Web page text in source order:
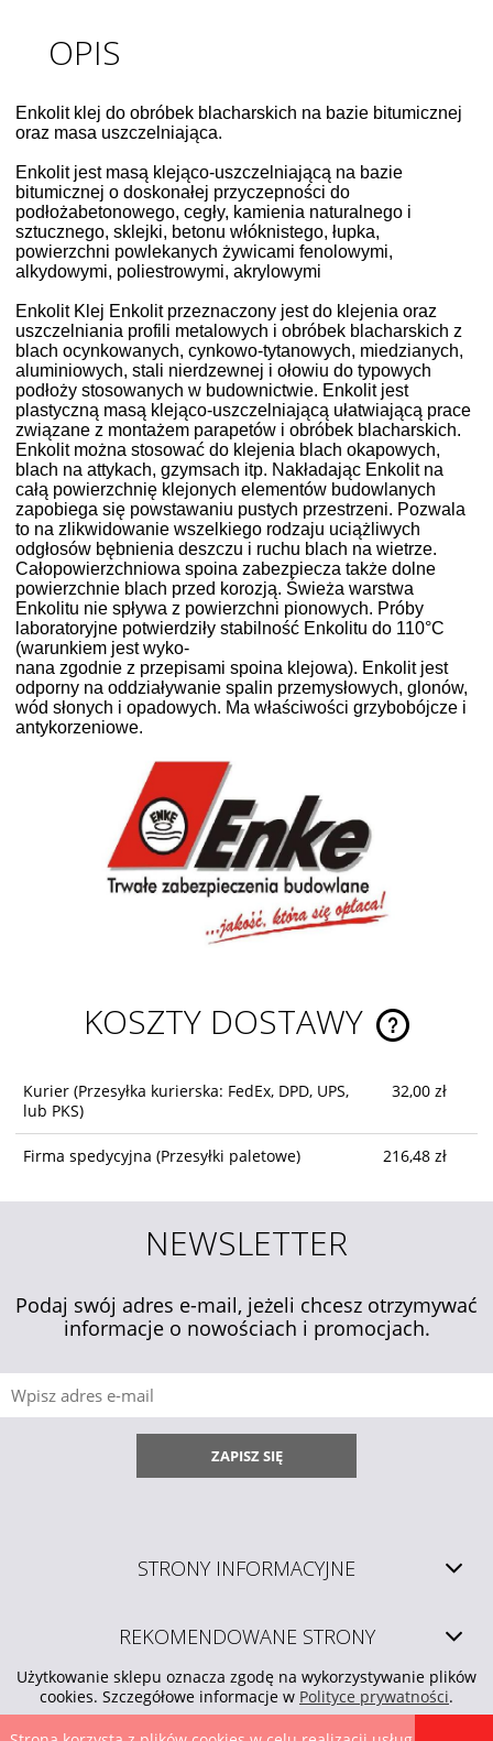
OPIS
Enkolit klej do obróbek blacharskich na bazie bitumicznej
oraz masa uszczelniająca.
Enkolit jest masą klejąco-uszczelniającą na bazie
bitumicznej o doskonałej przyczepności do
podłożabetonowego, cegły, kamienia naturalnego i
sztucznego, sklejki, betonu włóknistego, łupka,
powierzchni powlekanych żywicami fenolowymi,
alkydowymi, poliestrowymi, akrylowymi
Enkolit Klej Enkolit przeznaczony jest do klejenia oraz
uszczelniania profili metalowych i obróbek blacharskich z
blach ocynkowanych, cynkowo-tytanowych, miedzianych,
aluminiowych, stali nierdzewnej i ołowiu do typowych
podłoży stosowanych w budownictwie. Enkolit jest
plastyczną masą klejąco-uszczelniającą ułatwiającą prace
związane z montażem parapetów i obróbek blacharskich.
Enkolit można stosować do klejenia blach okapowych,
blach na attykach, gzymsach itp. Nakładając Enkolit na
całą powierzchnię klejonych elementów budowlanych
zapobiega się powstawaniu pustych przestrzeni. Pozwala
to na zlikwidowanie wszelkiego rodzaju uciążliwych
odgłosów bębnienia deszczu i ruchu blach na wietrze.
Całopowierzchniowa spoina zabezpiecza także dolne
powierzchnie blach przed korozją. Świeża warstwa
Enkolitu nie spływa z powierzchni pionowych. Próby
laboratoryjne potwierdziły stabilność Enkolitu do 110°C
(warunkiem jest wyko-
nana zgodnie z przepisami spoina klejowa). Enkolit jest
odporny na oddziaływanie spalin przemysłowych, glonów,
wód słonych i opadowych. Ma właściwości grzybobójcze i
antykorzeniowe.
KOSZTY DOSTAWY
CENA NIE
Kurier (Przesyłka kurierska: FedEx, DPD, UPS,
lub PKS)
32,00 zł
Firma spedycyjna (Przesyłki paletowe) 216,48 zł
NEWSLETTER
Podaj swój adres e-mail, jeżeli chcesz otrzymywać
informacje o nowościach i promocjach.
ZAPISZ SIĘ
STRONY INFORMACYJNE
REKOMENDOWANE STRONY
Użytkowanie sklepu oznacza zgodę na wykorzystywanie plików
cookies. Szczegółowe informacje w Polityce prywatności.